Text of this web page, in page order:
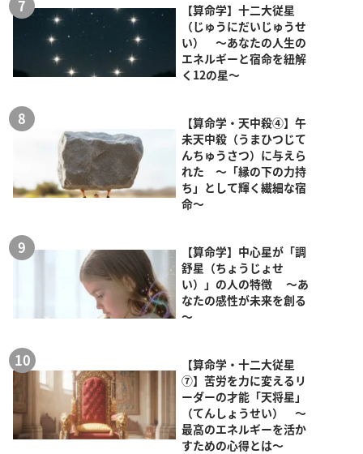
【算命学】十二大従星
（じゅうにだいじゅうせ
い） ～あなたの人生の
エネルギーと宿命を紐解
く12の星～
【算命学・天中殺④】午
未天中殺（うまひつじて
んちゅうさつ）に与えら
れた ～「縁の下の力持
ち」として輝く繊細な宿
命～
【算命学】中心星が「調
舒星（ちょうじょせ
い）」の人の特徴 ～あ
なたの感性が未来を創る
～
【算命学・十二大従星
⑦】苦労を力に変えるリ
ーダーの才能「天将星」
（てんしょうせい） ～
最高のエネルギーを活か
すための心得とは～